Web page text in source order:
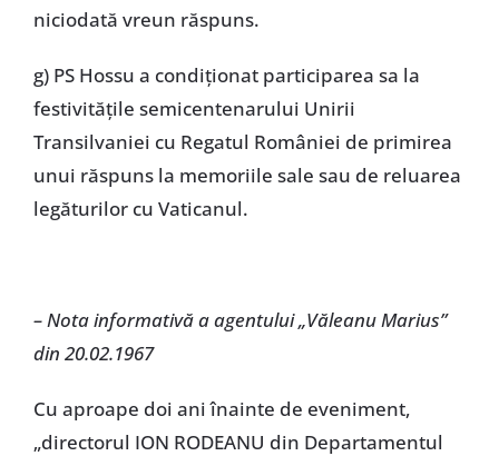
niciodată vreun răspuns.
g) PS Hossu a condiționat participarea sa la
festivitățile semicentenarului Unirii
Transilvaniei cu Regatul României de primirea
unui răspuns la memoriile sale sau de reluarea
legăturilor cu Vaticanul.
– Nota informativă a agentului „Văleanu Marius”
din 20.02.1967
Cu aproape doi ani înainte de eveniment,
„directorul ION RODEANU din Departamentul